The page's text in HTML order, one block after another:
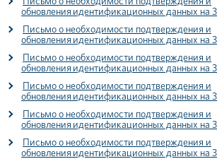
обновления идентификационных данных на
Письмо о необходимости подтверждения и
обновления идентификационных данных на
Письмо о необходимости подтверждения и
обновления идентификационных данных на
Письмо о необходимости подтверждения и
обновления идентификационных данных на
Письмо о необходимости подтверждения и
обновления идентификационных данных на
Письмо о необходимости подтверждения и
обновления идентификационных данных на